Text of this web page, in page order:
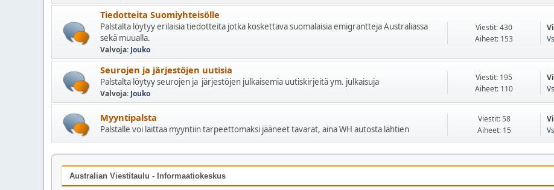
Tiedotteita Suomiyhteisölle
Palstalta löytyy erilaisia tiedotteita jotka koskettava suomalaisia emigrantteja Australiassa
sekä muualla.
Valvoja: Jouko
Viestit: 430
Aiheet: 153
Seurojen ja järjestöjen uutisia
Palstalta löytyy seurojen ja järjestöjen julkaisemia uutiskirjeitä ym. julkaisuja
Valvoja: Jouko
Viestit: 195
Aiheet: 110
Myyntipalsta
Palstalle voi laittaa myyntiin tarpeettomaksi jääneet tavarat, aina WH autosta lähtien
Viestit: 58
Aiheet: 15
Australian Viestitaulu - Informaatiokeskus